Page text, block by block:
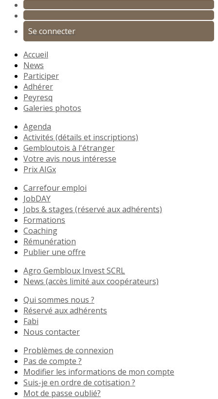
Se connecter
Accueil
News
Participer
Adhérer
Peyresq
Galeries photos
Agenda
Activités (détails et inscriptions)
Gembloutois à l'étranger
Votre avis nous intéresse
Prix AIGx
Carrefour emploi
JobDAY
Jobs & stages (réservé aux adhérents)
Formations
Coaching
Rémunération
Publier une offre
Agro Gembloux Invest SCRL
News (accès limité aux coopérateurs)
Qui sommes nous ?
Réservé aux adhérents
Fabi
Nous contacter
Problèmes de connexion
Pas de compte ?
Modifier les informations de mon compte
Suis-je en ordre de cotisation ?
Mot de passe oublié?